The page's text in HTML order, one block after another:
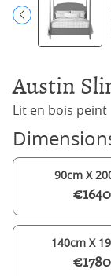
Austin
Lit en bois peint
90cm X
€1640
140cm X
€1780